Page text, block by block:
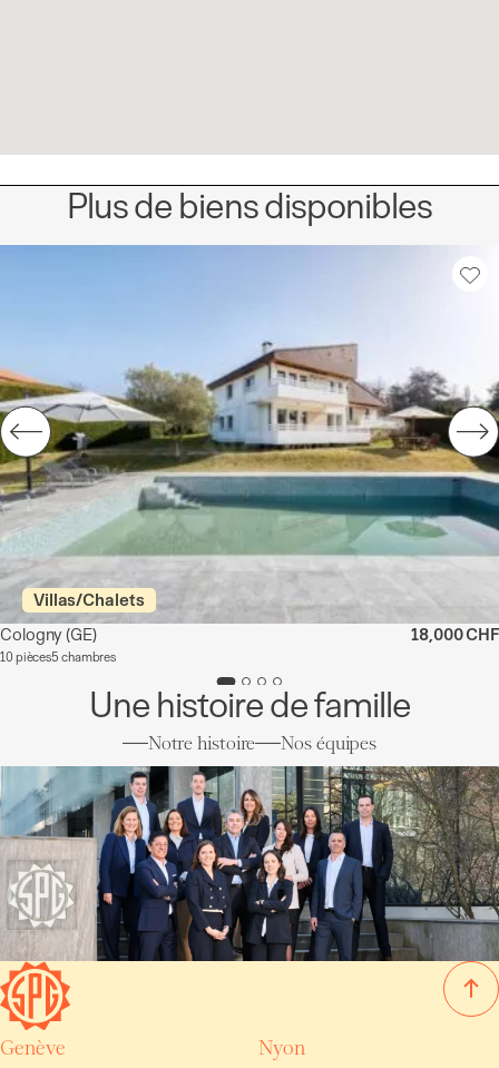
Plus de biens disponibles
Villas/Chalets
Cologny (GE)
10 pièces5 chambres
18,000 CHF
Une histoire de famille
Notre histoire Nos équipes
Genève Nyon